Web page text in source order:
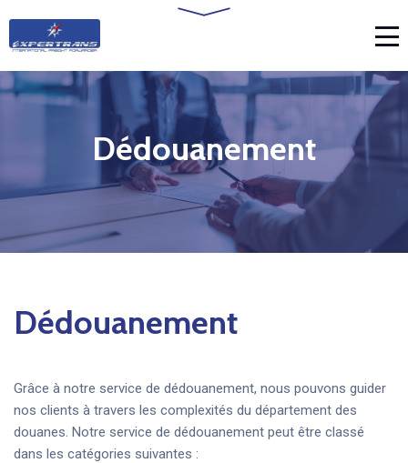
Dédouanement
Dédouanement
Grâce à notre service de dédouanement, nous pouvons guider
nos clients à travers les complexités du département des
douanes. Notre service de dédouanement peut être classé
dans les catégories suivantes :